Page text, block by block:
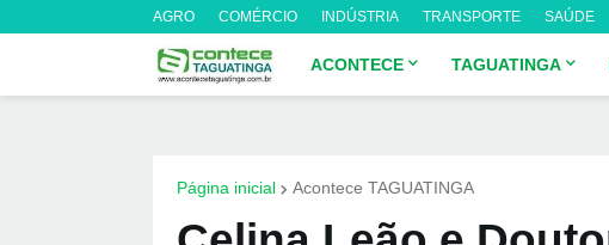
AGRO COMÉRCIO INDÚSTRIA TRANSPORTE SAÚDE
ACONTECE TAGUATINGA
Página inicial Acontece TAGUATINGA